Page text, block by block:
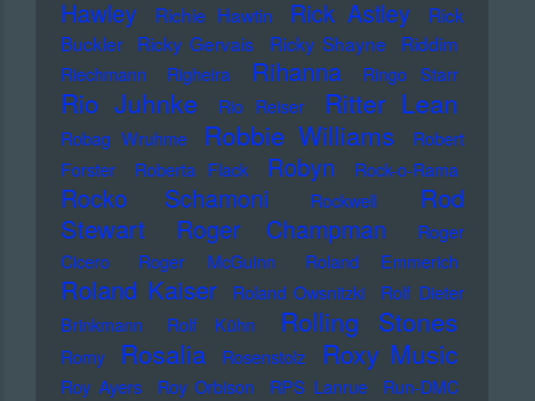
Hawley
Richie Hawtin Rick Astley
Rick
Buckler
Ricky Gervais Ricky Shayne Riddim
Riechmann Righeira Rihanna Ringo Starr
Rio Juhnke Rio Reiser Ritter Lean
Robag Wruhme Robbie Williams
Robert
Forster
Roberta Flack Robyn Rock-o-Rama
Rocko Schamoni Rockwell
Rod
Stewart
Roger Champman
Roger
Cicero
Roger McGuinn Roland Emmerich
Roland Kaiser Roland Owsnitzki
Rolf Dieter
Brinkmann
Rolf Kühn Rolling Stones
Romy Rosalia Rosenstolz Roxy Music
Roy Ayers Roy Orbison RPS Lanrue
Run-DMC